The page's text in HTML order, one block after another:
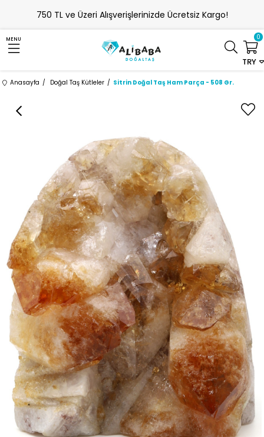
750 TL ve Üzeri Alışverişlerinizde Ücretsiz Kargo!
MENU
TRY
0
Anasayfa Doğal Taş Kütleler Sitrin Doğal Taş Ham Parça - 508 Gr.